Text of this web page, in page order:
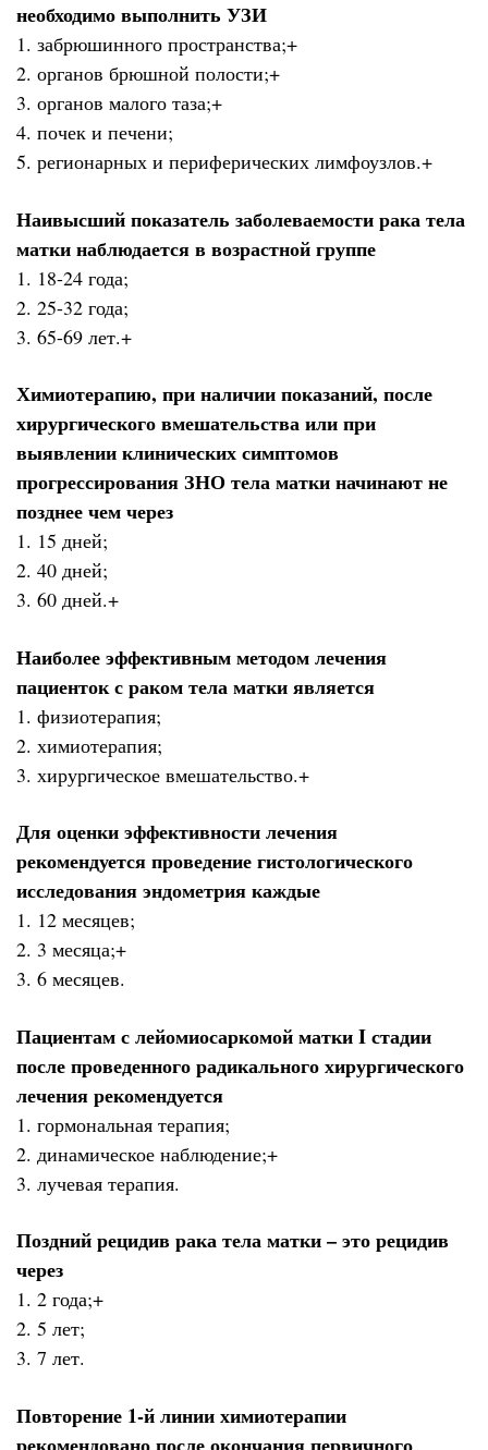
необходимо выполнить УЗИ
1. забрюшинного пространства;+
2. органов брюшной полости;+
3. органов малого таза;+
4. почек и печени;
5. регионарных и периферических лимфоузлов.+
Наивысший показатель заболеваемости рака тела
матки наблюдается в возрастной группе
1. 18-24 года;
2. 25-32 года;
3. 65-69 лет.+
Химиотерапию, при наличии показаний, после
хирургического вмешательства или при
выявлении клинических симптомов
прогрессирования ЗНО тела матки начинают не
позднее чем через
1. 15 дней;
2. 40 дней;
3. 60 дней.+
Наиболее эффективным методом лечения
пациенток с раком тела матки является
1. физиотерапия;
2. химиотерапия;
3. хирургическое вмешательство.+
Для оценки эффективности лечения
рекомендуется проведение гистологического
исследования эндометрия каждые
1. 12 месяцев;
2. 3 месяца;+
3. 6 месяцев.
Пациентам с лейомиосаркомой матки I стадии
после проведенного радикального хирургического
лечения рекомендуется
1. гормональная терапия;
2. динамическое наблюдение;+
3. лучевая терапия.
Поздний рецидив рака тела матки – это рецидив
через
1. 2 года;+
2. 5 лет;
3. 7 лет.
Повторение 1-й линии химиотерапии
рекомендовано после окончания первичного